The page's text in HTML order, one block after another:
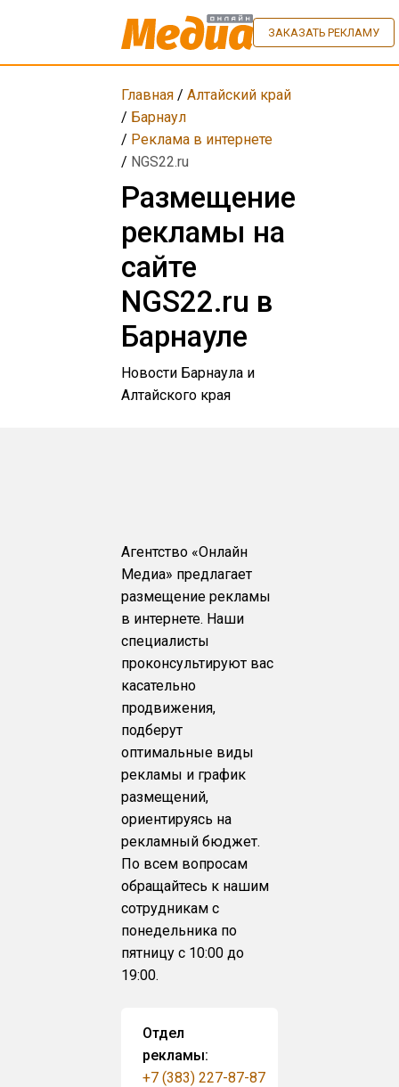
ЗАКАЗАТЬ РЕКЛАМУ
Главная /Алтайский край
/ Барнаул
/ Реклама в интернете
/ NGS22.ru
Размещение
рекламы на
сайте
NGS22.ru в
Барнауле
Новости Барнаула и
Алтайского края
Агентство «Онлайн
Медиа» предлагает
размещение рекламы
в интернете. Наши
специалисты
проконсультируют вас
касательно
продвижения,
подберут
оптимальные виды
рекламы и график
размещений,
ориентируясь на
рекламный бюджет.
По всем вопросам
обращайтесь к нашим
сотрудникам с
понедельника по
пятницу с 10:00 до
19:00.
Отдел
рекламы:
+7 (383) 227-87-87